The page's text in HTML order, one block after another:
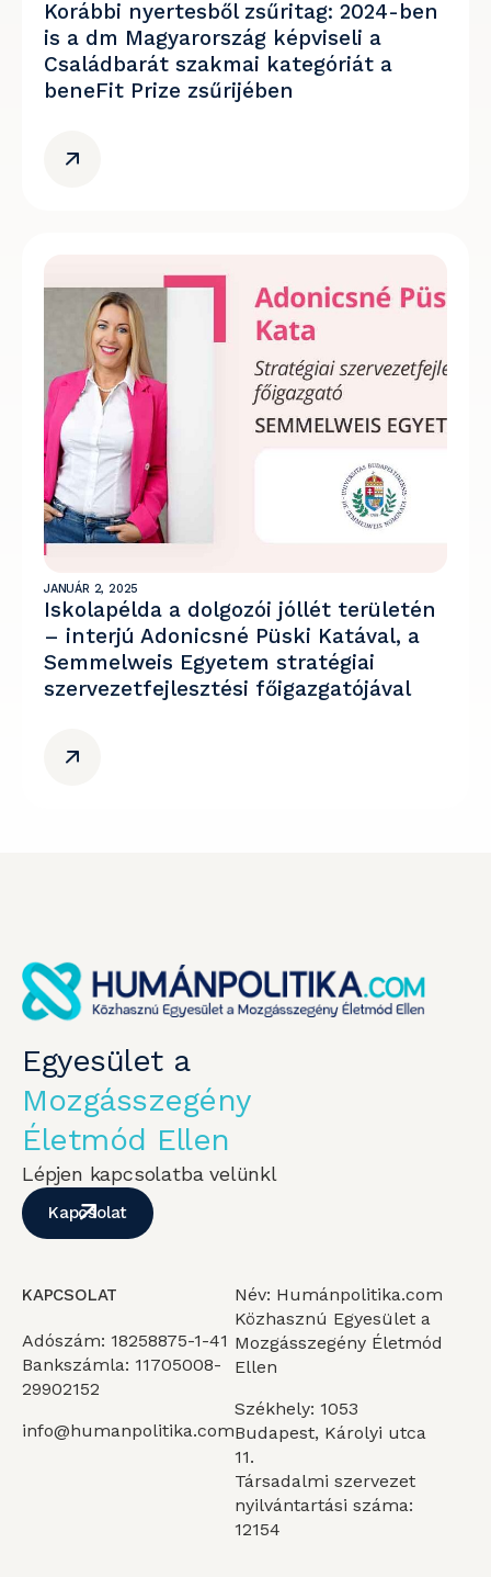
Korábbi nyertesből zsűritag: 2024-ben
is a dm Magyarország képviseli a
Családbarát szakmai kategóriát a
beneFit Prize zsűrijében
JANUÁR 2, 2025
Iskolapélda a dolgozói jóllét területén
– interjú Adonicsné Püski Katával, a
Semmelweis Egyetem stratégiai
szervezetfejlesztési főigazgatójával
Egyesület a
Mozgásszegény
Életmód Ellen
Lépjen kapcsolatba velünkl
Kapcsolat
KAPCSOLAT
Adószám: 18258875-1-41
Bankszámla: 11705008-
29902152
info@humanpolitika.com
Név: Humánpolitika.com
Közhasznú Egyesület a
Mozgásszegény Életmód
Ellen
Székhely: 1053
Budapest, Károlyi utca
11.
Társadalmi szervezet
nyilvántartási száma:
12154